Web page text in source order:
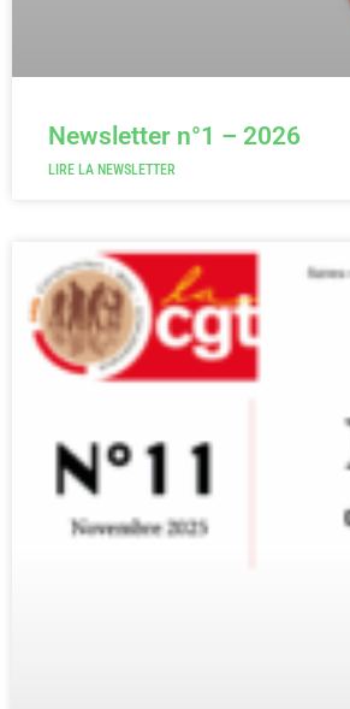
Newsletter n°1 – 2026
LIRE LA NEWSLETTER